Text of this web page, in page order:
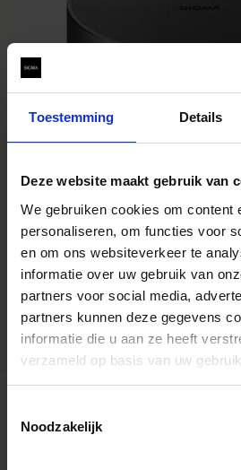
Toestemming Details
Deze website maakt gebruik van
We gebruiken cookies om content
personaliseren, om functies voor
en om ons websiteverkeer te
informatie over uw gebruik van
partners voor social media,
partners kunnen deze gegevens
informatie die u aan ze heeft
verzameld op basis van uw
Noodzakelijk
COVER LENS CAP LC907-01
€29
AJOUTER AU PANIER